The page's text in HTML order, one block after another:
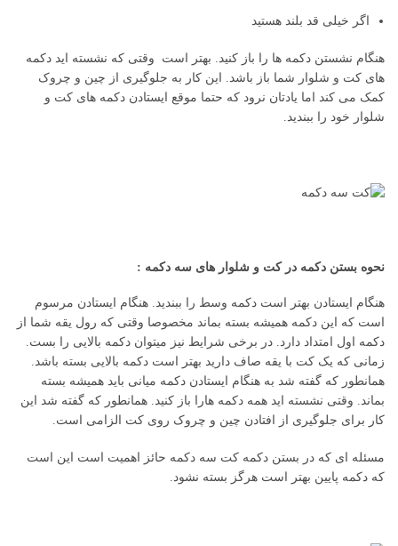
اگر خیلی قد بلند هستید
هنگام نشستن دکمه ها را باز کنید. بهتر است وقتی که نشسته اید دکمه
های کت و شلوار شما باز باشد. این کار به جلوگیری از چین و چروک
کمک می کند اما یادتان نرود که حتما موقع ایستادن دکمه های کت و
شلوار خود را ببندید.
نحوه بستن دکمه در کت و شلوار های سه دکمه :
هنگام ایستادن بهتر است دکمه وسط را ببندید. هنگام ایستادن مرسوم
است که این دکمه همیشه بسته بماند مخصوصا وقتی که رول یقه شما از
دکمه اول امتداد دارد. در برخی شرایط نیز میتوان دکمه بالایی را بست.
زمانی که یک کت با یقه صاف دارید بهتر است دکمه بالایی بسته باشد.
همانطور که گفته شد به هنگام ایستادن دکمه میانی باید همیشه بسته
بماند. وقتی نشسته اید همه دکمه هارا باز کنید. همانطور که گفته شد این
کار برای جلوگیری از افتادن چین و چروک روی کت الزامی است.
مسئله ای که در بستن دکمه کت سه دکمه حائز اهمیت است این است
که دکمه پایین بهتر است هرگز بسته نشود.